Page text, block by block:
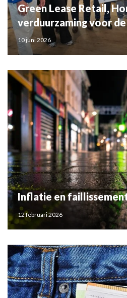
Green Lease Retail,
verduurzaming voor
10 juni 2026
Inflatie en
12 februari 2026